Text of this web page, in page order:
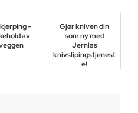
-
av
Gjør kniven din
som ny med
Jernias
knivslipingstjenest
e!